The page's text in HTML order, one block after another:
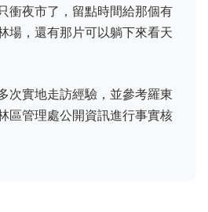
衝夜市了，留點時間給那個有
場，還有那片可以躺下來看天
次實地走訪經驗，並參考羅東
區管理處公開資訊進行事實核